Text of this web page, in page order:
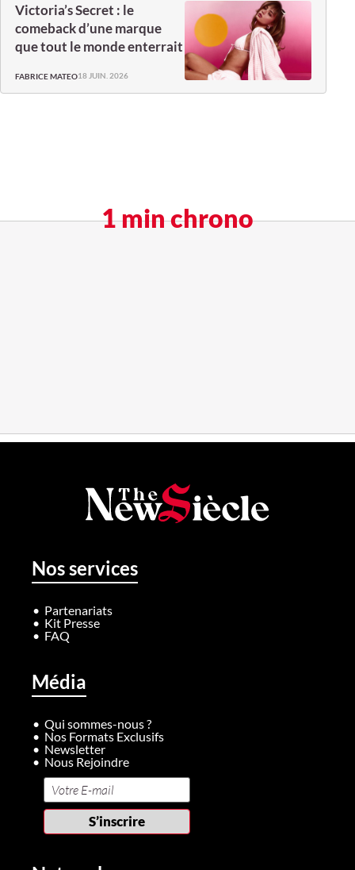
Victoria’s Secret : le
comeback d’une marque
que tout le monde enterrait
FABRICE MATEO18 JUIN. 2026
1 min chrono
Nos services
Partenariats
Kit Presse
FAQ
Média
Qui sommes-nous ?
Nos Formats Exclusifs
Newsletter
Nous Rejoindre